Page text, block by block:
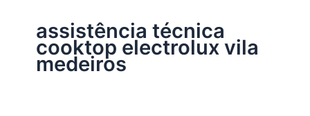
assistência técnica
cooktop electrolux vila
medeiros